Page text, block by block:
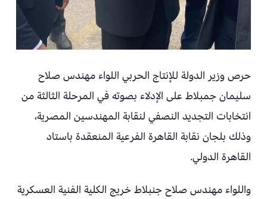
حرص وزير الدولة للإنتاج الحربي اللواء مهندس صلاح
سليمان جمبلاط على الإدلاء بصوته في المرحلة الثالثة من
انتخابات التجديد النصفي لنقابة المهندسين المصرية،
وذلك بلجان نقابة القاهرة الفرعية المنعقدة باستاد
القاهرة الدولي.
واللواء مهندس صلاح جنبلاط خريج الكلية الفنية العسكرية